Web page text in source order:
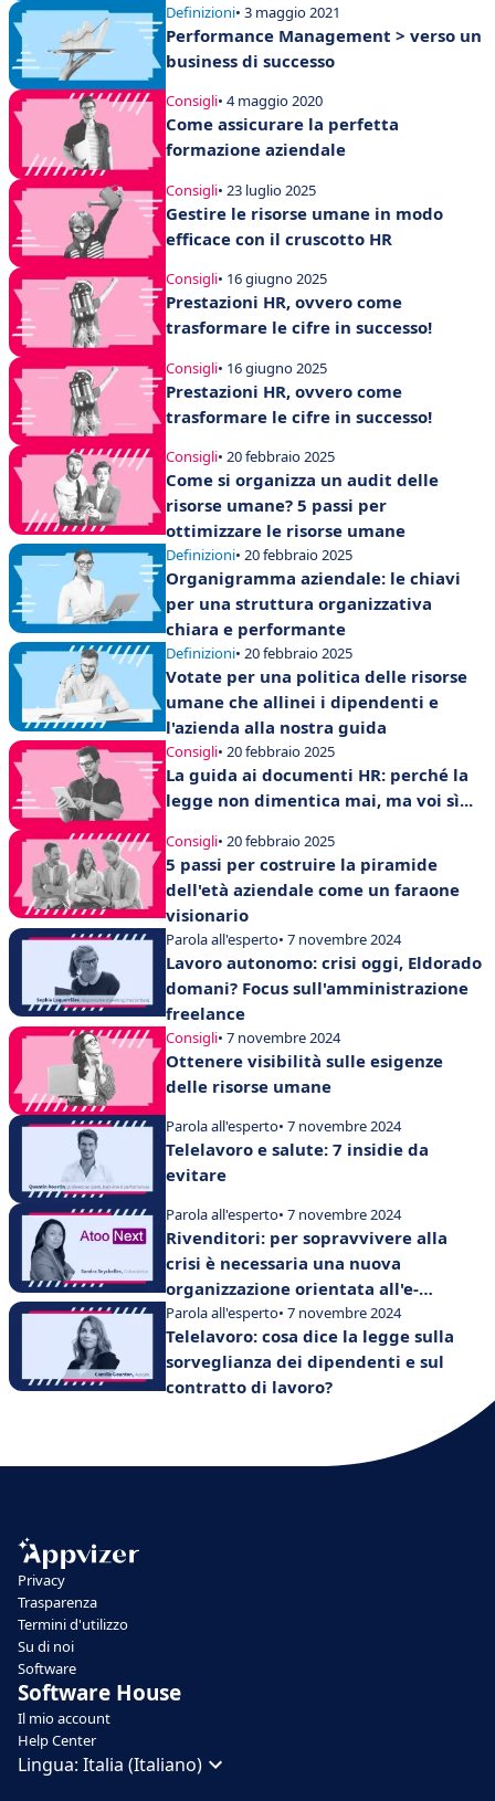
Definizioni• 3 maggio 2021
Performance Management > verso un
business di successo
Consigli• 4 maggio 2020
Come assicurare la perfetta
formazione aziendale
Consigli• 23 luglio 2025
Gestire le risorse umane in modo
efficace con il cruscotto HR
Consigli• 16 giugno 2025
Prestazioni HR, ovvero come
trasformare le cifre in successo!
Consigli• 16 giugno 2025
Prestazioni HR, ovvero come
trasformare le cifre in successo!
Consigli• 20 febbraio 2025
Come si organizza un audit delle
risorse umane? 5 passi per
ottimizzare le risorse umane
Definizioni• 20 febbraio 2025
Organigramma aziendale: le chiavi
per una struttura organizzativa
chiara e performante
Definizioni• 20 febbraio 2025
Votate per una politica delle risorse
umane che allinei i dipendenti e
l'azienda alla nostra guida
Consigli• 20 febbraio 2025
La guida ai documenti HR: perché la
legge non dimentica mai, ma voi sì...
Consigli• 20 febbraio 2025
5 passi per costruire la piramide
dell'età aziendale come un faraone
visionario
Parola all'esperto• 7 novembre 2024
Lavoro autonomo: crisi oggi, Eldorado
domani? Focus sull'amministrazione
freelance
Consigli• 7 novembre 2024
Ottenere visibilità sulle esigenze
delle risorse umane
Parola all'esperto• 7 novembre 2024
Telelavoro e salute: 7 insidie da
evitare
Parola all'esperto• 7 novembre 2024
Rivenditori: per sopravvivere alla
crisi è necessaria una nuova
organizzazione orientata all'e-
commerce
Parola all'esperto• 7 novembre 2024
Telelavoro: cosa dice la legge sulla
sorveglianza dei dipendenti e sul
contratto di lavoro?
Privacy
Trasparenza
Termini d'utilizzo
Su di noi
Software
Software House
Il mio account
Help Center
Lingua: Italia (Italiano)